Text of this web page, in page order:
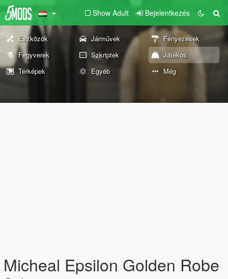
Show Adult Bejelentkezés
Eszközök Járművek
Fényezések
Fegyverek
Szkriptek
Játékos
Térképek
Egyéb Még
Micheal Epsilon Golden Robe